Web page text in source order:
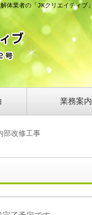
業者の「JKクリエイティブ」
業務案内
部改修工事